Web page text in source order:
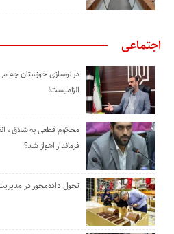
اجتماعی
در نوسازی خوزستان چه
الزامیست!
محکوم قطعی به شلاق ،
فرماندار اهواز شد؟
تحول داده‌محور در